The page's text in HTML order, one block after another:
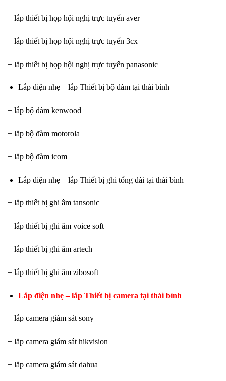
+ lắp thiết bị họp hội nghị trực tuyến aver
+ lắp thiết bị họp hội nghị trực tuyến 3cx
+ lắp thiết bị họp hội nghị trực tuyến panasonic
Lắp điện nhẹ – lắp Thiết bị bộ đàm tại thái bình
+ lắp bộ đàm kenwood
+ lắp bộ đàm motorola
+ lắp bộ đàm icom
Lắp điện nhẹ – lắp Thiết bị ghi tổng đài tại thái bình
+ lắp thiết bị ghi âm tansonic
+ lắp thiết bị ghi âm voice soft
+ lắp thiết bị ghi âm artech
+ lắp thiết bị ghi âm zibosoft
Lắp điện nhẹ – lắp Thiết bị camera tại thái bình
+ lắp camera giám sát sony
+ lắp camera giám sát hikvision
+ lắp camera giám sát dahua